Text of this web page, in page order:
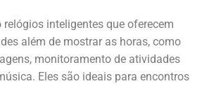
inteligentes que oferecem
além de mostrar as horas, como
monitoramento de atividades
Eles são ideais para encontros